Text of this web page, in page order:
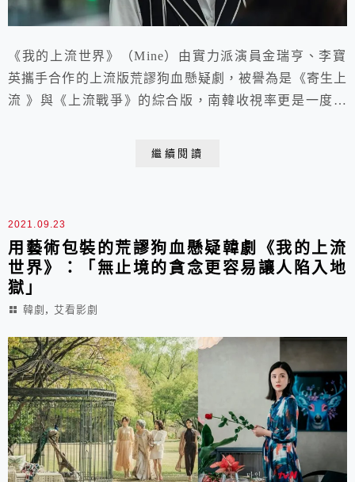
《我的上流世界》（Mine）由實力派演員金瑞亨、李寶
英攜手合作的上流版荒謬狗血懸疑劇，被譽為是《寄生上
流 》與《上流戰爭》的綜合版，南韓收視率更是一度飆
繼續閱讀
2021.09.23
用藝術包裝的荒謬狗血懸疑韓劇《我的上流
世界》：「無止境的貪念更容易讓人陷入地
獄」
韓劇 , 艾看影劇